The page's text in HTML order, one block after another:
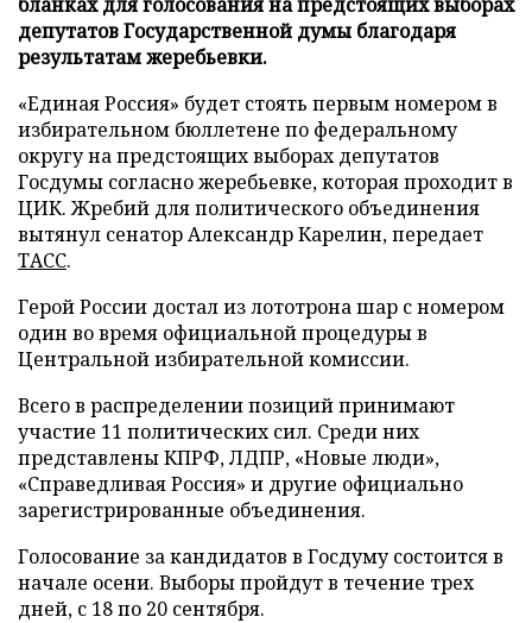
депутатов Государственной думы благодаря
результатам жеребьевки.
«Единая Россия» будет стоять первым номером в
избирательном бюллетене по федеральному
округу на предстоящих выборах депутатов
Госдумы согласно жеребьевке, которая проходит в
ЦИК. Жребий для политического объединения
вытянул сенатор Александр Карелин, передает
ТАСС.
Герой России достал из лототрона шар с номером
один во время официальной процедуры в
Центральной избирательной комиссии.
Всего в распределении позиций принимают
участие 11 политических сил. Среди них
представлены КПРФ, ЛДПР, «Новые люди»,
«Справедливая Россия» и другие официально
зарегистрированные объединения.
Голосование за кандидатов в Госдуму состоится в
начале осени. Выборы пройдут в течение трех
дней, с 18 по 20 сентября.